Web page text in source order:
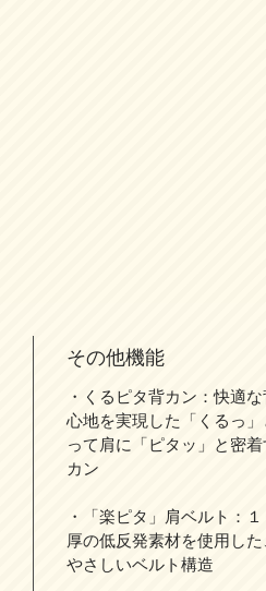
その他機能
・くるピタ背カン：快適
心地を実現した「くるっ」
って肩に「ピタッ」と密
カン
・「楽ピタ」肩ベルト：
厚の低反発素材を使用した
やさしいベルト構造